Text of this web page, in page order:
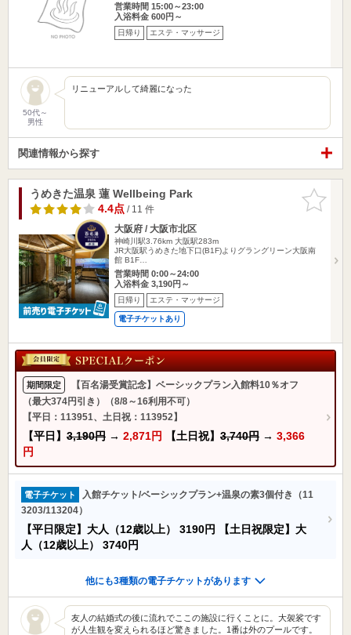
営業時間 15:00～23:00
入浴料金 600円～
日帰り エステ・マッサージ
50代～
男性
リニューアルして綺麗になった
関連情報から探す
お気に入
りに追加
うめきた温泉 蓮 Wellbeing Park
4.4点/ 11 件
大阪府 / 大阪市北区
神崎川駅3.76km 大阪駅283m
JR大阪駅うめきた地下口(B1F)よりグラングリーン大阪南
館 B1F…
営業時間 0:00～24:00
入浴料金 3,190円～
日帰り エステ・マッサージ
電子チケットあり
期間限定
【百名湯受賞記念】ベーシックプラン入館料10％オフ
（最大374円引き）（8/8～16利用不可）
【平日：113951、土日祝：113952】
【平日】 3,190円 → 2,871円 【土日祝】 3,740円 → 3,366
円
電子チケット
入館チケット/ベーシックプラン+温泉の素3個付き（11
3203/113204）
【平日限定】大人（12歳以上） 3190円
【土日祝限定】大
人（12歳以上） 3740円
他にも3種類の電子チケットがあります
友人の結婚式の後に流れでここの施設に行くことに。大袈裟です
が人生観を変えられるほど驚きました。1番は外のプールです。